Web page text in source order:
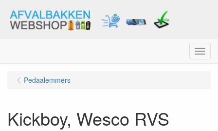
Menu
Pedaalemmers
Kickboy, Wesco RVS